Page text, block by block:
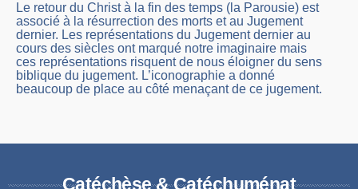
Le retour du Christ à la fin des temps (la Parousie) est
associé à la résurrection des morts et au Jugement
dernier. Les représentations du Jugement dernier au
cours des siècles ont marqué notre imaginaire mais
ces représentations risquent de nous éloigner du sens
biblique du jugement. L’iconographie a donné
beaucoup de place au côté menaçant de ce jugement.
Catéchèse & Catéchuménat